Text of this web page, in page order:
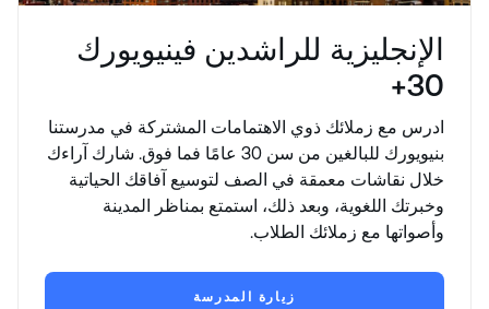
الإنجليزية للراشدين فينيويورك
30+
ادرس مع زملائك ذوي الاهتمامات المشتركة في مدرستنا
بنيويورك للبالغين من سن 30 عامًا فما فوق. شارك آراءك
خلال نقاشات معمقة في الصف لتوسيع آفاقك الحياتية
وخبرتك اللغوية، وبعد ذلك، استمتع بمناظر المدينة
وأصواتها مع زملائك الطلاب.
زيارة المدرسة